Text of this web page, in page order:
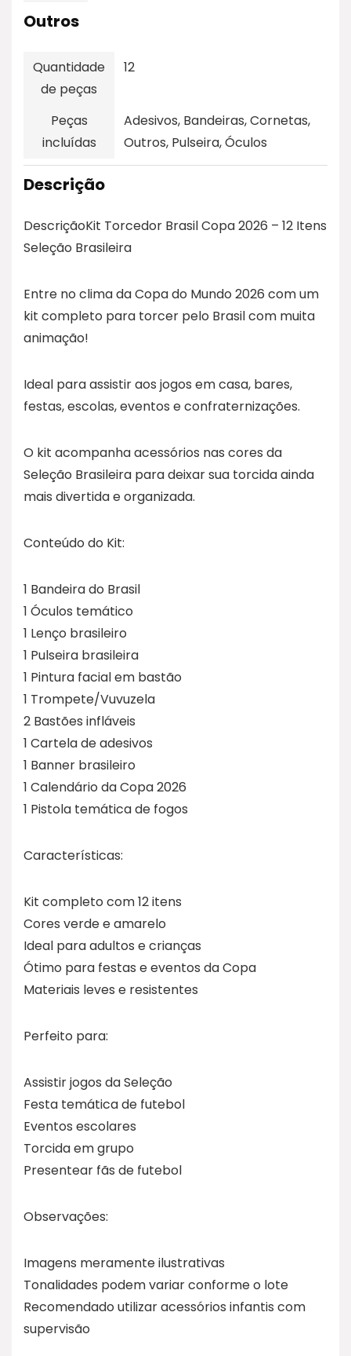
Outros
Quantidade
de peças
12
Peças
incluídas
Adesivos, Bandeiras, Cornetas,
Outros, Pulseira, Óculos
Descrição
DescriçãoKit Torcedor Brasil Copa 2026 – 12 Itens
Seleção Brasileira
Entre no clima da Copa do Mundo 2026 com um
kit completo para torcer pelo Brasil com muita
animação!
Ideal para assistir aos jogos em casa, bares,
festas, escolas, eventos e confraternizações.
O kit acompanha acessórios nas cores da
Seleção Brasileira para deixar sua torcida ainda
mais divertida e organizada.
Conteúdo do Kit:
1 Bandeira do Brasil
1 Óculos temático
1 Lenço brasileiro
1 Pulseira brasileira
1 Pintura facial em bastão
1 Trompete/Vuvuzela
2 Bastões infláveis
1 Cartela de adesivos
1 Banner brasileiro
1 Calendário da Copa 2026
1 Pistola temática de fogos
Características:
Kit completo com 12 itens
Cores verde e amarelo
Ideal para adultos e crianças
Ótimo para festas e eventos da Copa
Materiais leves e resistentes
Perfeito para:
Assistir jogos da Seleção
Festa temática de futebol
Eventos escolares
Torcida em grupo
Presentear fãs de futebol
Observações:
Imagens meramente ilustrativas
Tonalidades podem variar conforme o lote
Recomendado utilizar acessórios infantis com
supervisão